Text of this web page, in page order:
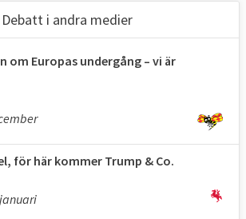
bör lösas eller vad en ny lag
för regler. I de allra flesta
rådet sin makt med
och ett beslut kräver
och parlamentet är överens.
riksdagsutredning om
Debatt i andra medier
om Europas undergång – vi är
för här kommer Trump & Co.